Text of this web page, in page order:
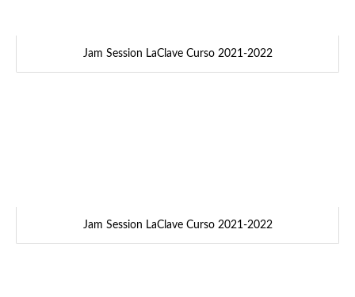
Jam Session LaClave Curso 2021-2022
Jam Session LaClave Curso 2021-2022